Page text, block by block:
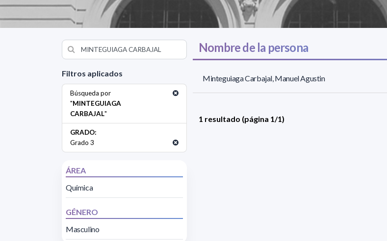
Filtros aplicados
Búsqueda por
"MINTEGUIAGA
CARBAJAL"
GRADO:
Grado 3
ÁREA
Química
GÉNERO
Masculino
Nombre de la persona
Minteguiaga Carbajal, Manuel Agustin
1 resultado (página 1/1)